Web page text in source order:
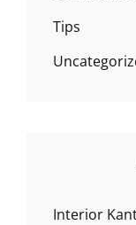
Tips
Interior